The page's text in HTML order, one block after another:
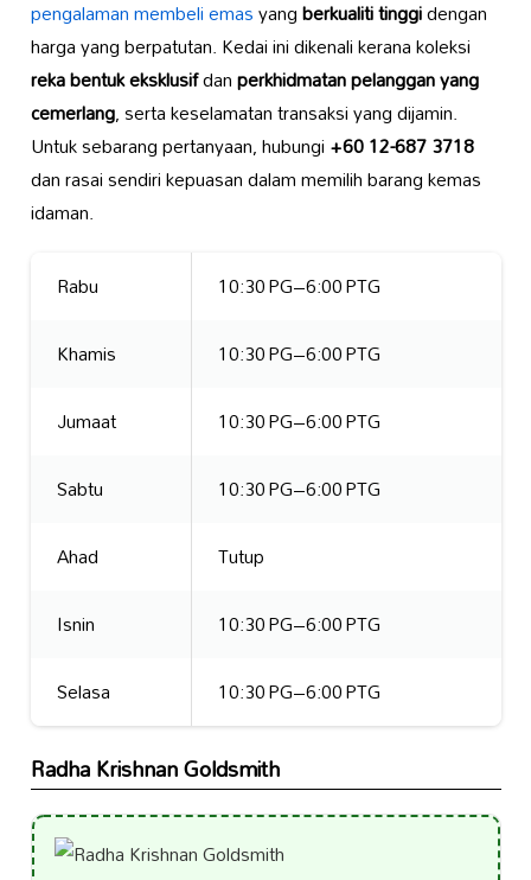
pengalaman membeli emasyangberkualiti tinggidengan
harga yang berpatutan. Kedai ini dikenali kerana koleksi
reka bentuk eksklusifdanperkhidmatan pelanggan yang
cemerlang, serta keselamatan transaksi yang dijamin.
Untuk sebarang pertanyaan, hubungi+60 12-687 3718
dan rasai sendiri kepuasan dalam memilih barang kemas
idaman.
Rabu
10:30 PG–6:00 PTG
Khamis
10:30 PG–6:00 PTG
Jumaat
10:30 PG–6:00 PTG
Sabtu
10:30 PG–6:00 PTG
Ahad
Tutup
Isnin
10:30 PG–6:00 PTG
Selasa
10:30 PG–6:00 PTG
Radha Krishnan Goldsmith